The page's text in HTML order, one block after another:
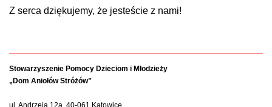
Z serca dziękujemy, że jesteście z nami!
Stowarzyszenie Pomocy Dzieciom i Młodzieży
„Dom Aniołów Stróżów”
ul. Andrzeja 12a, 40-061 Katowice,